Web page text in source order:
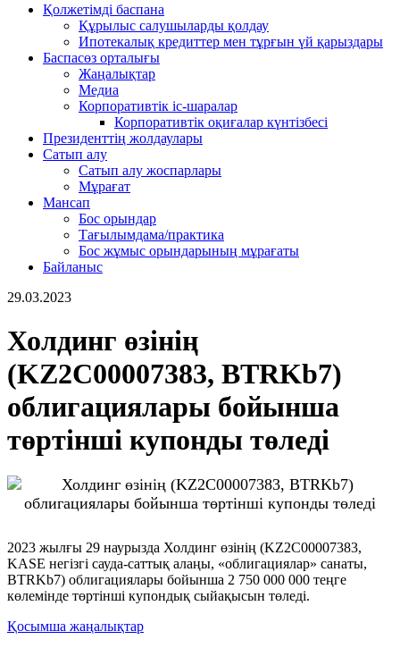
Қолжетімді баспана
Құрылыс салушыларды қолдау
Ипотекалық кредиттер мен тұрғын үй қарыздары
Баспасөз орталығы
Жаңалықтар
Медиа
Корпоративтік іс-шаралар
Корпоративтік оқиғалар күнтізбесі
Президенттің жолдаулары
Сатып алу
Сатып алу жоспарлары
Мұрағат
Мансап
Бос орындар
Тағылымдама/практика
Бос жұмыс орындарының мұрағаты
Байланыс
29.03.2023
Холдинг өзінің
(KZ2C00007383, BTRKb7)
облигациялары бойынша
төртінші купонды төледі
2023 жылғы 29 наурызда Холдинг өзінің (KZ2C00007383,
KASE негізгі сауда-саттық алаңы, «облигациялар» санаты,
BTRKb7) облигациялары бойынша 2 750 000 000 теңге
көлемінде төртінші купондық сыйақысын төледі.
Қосымша жаңалықтар